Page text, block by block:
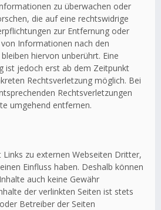
zu überwachen oder
die auf eine rechtswidrige
zur Entfernung oder
Informationen nach den
hiervon unberührt. Eine
ist jedoch erst ab dem Zeitpunkt
Rechtsverletzung möglich. Bei
Rechtsverletzungen
umgehend entfernen.
zu externen Webseiten Dritter,
Einfluss haben. Deshalb können
auch keine Gewähr
der verlinkten Seiten ist stets
Betreiber der Seiten